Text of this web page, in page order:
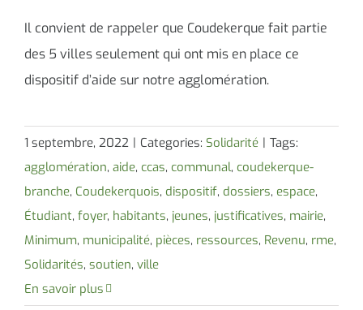
Il convient de rappeler que Coudekerque fait partie
des 5 villes seulement qui ont mis en place ce
dispositif d’aide sur notre agglomération.
1 septembre, 2022 | Categories: Solidarité | Tags:
agglomération, aide, ccas, communal, coudekerque-
branche, Coudekerquois, dispositif, dossiers, espace,
Étudiant, foyer, habitants, jeunes, justificatives, mairie,
Minimum, municipalité, pièces, ressources, Revenu, rme,
Solidarités, soutien, ville
En savoir plus